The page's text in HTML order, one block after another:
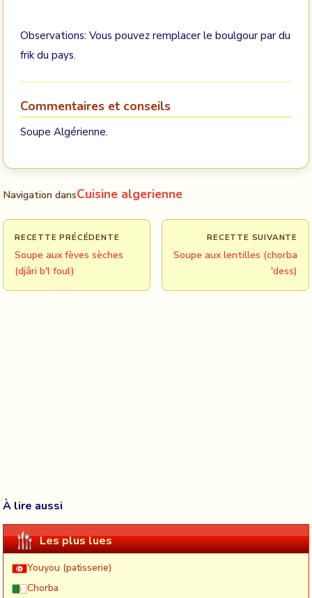
Observations: Vous pouvez remplacer le boulgour par du
frik du pays.
Commentaires et conseils
Soupe Algérienne.
Navigation dansCuisine algerienne
RECETTE PRÉCÉDENTE
Soupe aux fèves sèches
(djâri b'l foul)
RECETTE SUIVANTE
Soupe aux lentilles (chorba
'dess)
À lire aussi
Les plus lues
Youyou (patisserie)
Chorba